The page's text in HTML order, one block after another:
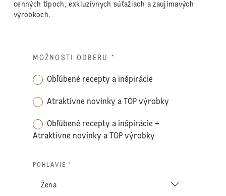
cenných tipoch, exkluzívnych súťažiach a zaujímavých
výrobkoch.
MOŽNOSTI ODBERU *
Obľúbené recepty a inšpirácie
Atraktívne novinky a TOP výrobky
Obľúbené recepty a inšpirácie +
Atraktívne novinky a TOP výrobky
POHLAVIE *